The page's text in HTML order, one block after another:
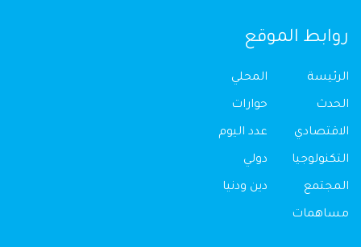
روابط الموقع
الرئيسة
الحدث
الاقتصادي
التكنولوجيا
المجتمع
مساهمات
المحلي
حوارات
عدد اليوم
دولي
دين ودنيا